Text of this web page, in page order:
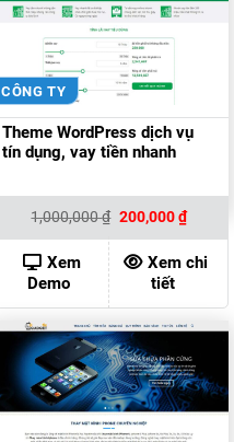
CÔNG TY
Theme WordPress dịch vụ
tín dụng, vay tiền nhanh
1,000,000₫ Giá
là:
1,000,000 ₫.
200,000₫Giá
hiện
tại
là:
Xem
Demo
Xem chi
tiết